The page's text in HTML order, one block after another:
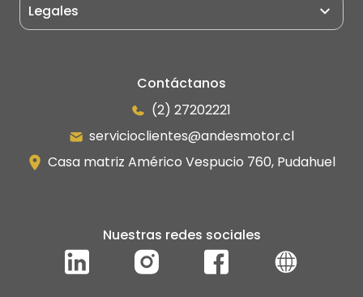
Portuarios
Manipulador Telescópico
Legales
Contáctanos
(2) 27202221
servicioclientes@andesmotor.cl
Casa matriz Américo Vespucio 760, Pudahuel
Nuestras redes sociales